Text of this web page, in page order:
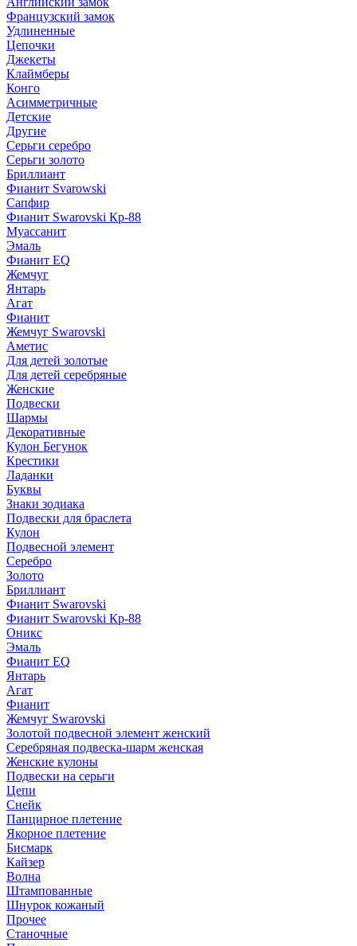
Французский замок
Удлиненные
Цепочки
Джекеты
Клаймберы
Конго
Асимметричные
Детские
Другие
Серьги серебро
Серьги золото
Бриллиант
Фианит Svarowski
Сапфир
Фианит Swarovski Кр-88
Муассанит
Эмаль
Фианит EQ
Жемчуг
Янтарь
Агат
Фианит
Жемчуг Swarovski
Аметис
Для детей золотые
Для детей серебряные
Женские
Подвески
Шармы
Декоративные
Кулон Бегунок
Крестики
Ладанки
Буквы
Знаки зодиака
Подвески для браслета
Кулон
Подвесной элемент
Серебро
Золото
Бриллиант
Фианит Swarovski
Фианит Swarovski Кр-88
Оникс
Эмаль
Фианит EQ
Янтарь
Агат
Фианит
Жемчуг Swarovski
Золотой подвесной элемент женcкий
Серебряная подвеска-шарм женская
Женские кулоны
Подвески на серьги
Цепи
Снейк
Панцирное плетение
Якорное плетение
Бисмарк
Кайзер
Волна
Штампованные
Шнурок кожаный
Прочее
Станочные